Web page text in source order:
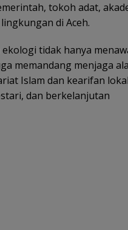
tokoh adat,
di Aceh.
tidak hanya
memandang menjaga
Islam dan kearifan
dan berkelanjutan